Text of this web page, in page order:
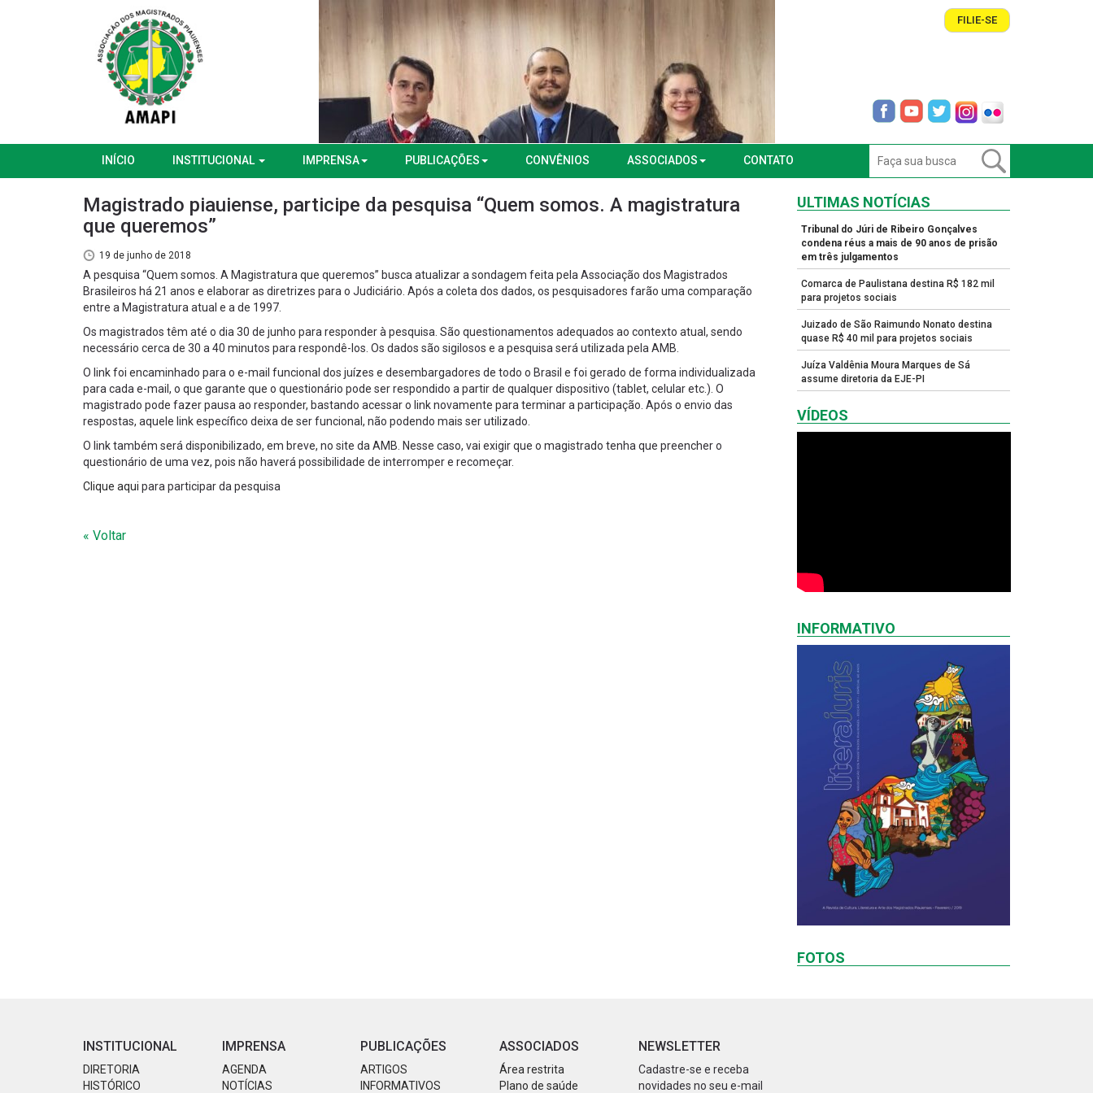
FILIE-SE
INÍCIO INSTITUCIONAL IMPRENSA PUBLICAÇÕES CONVÊNIOS ASSOCIADOS CONTATO
Magistrado piauiense, participe da pesquisa “Quem somos. A magistratura
que queremos”
19 de junho de 2018
A pesquisa “Quem somos. A Magistratura que queremos” busca atualizar a sondagem feita pela Associação dos Magistrados
Brasileiros há 21 anos e elaborar as diretrizes para o Judiciário. Após a coleta dos dados, os pesquisadores farão uma comparação
entre a Magistratura atual e a de 1997.
Os magistrados têm até o dia 30 de junho para responder à pesquisa. São questionamentos adequados ao contexto atual, sendo
necessário cerca de 30 a 40 minutos para respondê-los. Os dados são sigilosos e a pesquisa será utilizada pela AMB.
O link foi encaminhado para o e-mail funcional dos juízes e desembargadores de todo o Brasil e foi gerado de forma individualizada
para cada e-mail, o que garante que o questionário pode ser respondido a partir de qualquer dispositivo (tablet, celular etc.). O
magistrado pode fazer pausa ao responder, bastando acessar o link novamente para terminar a participação. Após o envio das
respostas, aquele link específico deixa de ser funcional, não podendo mais ser utilizado.
O link também será disponibilizado, em breve, no site da AMB. Nesse caso, vai exigir que o magistrado tenha que preencher o
questionário de uma vez, pois não haverá possibilidade de interromper e recomeçar.
Clique aqui para participar da pesquisa
« Voltar
ULTIMAS NOTÍCIAS
Tribunal do Júri de Ribeiro Gonçalves
condena réus a mais de 90 anos de prisão
em três julgamentos
Comarca de Paulistana destina R$ 182 mil
para projetos sociais
Juizado de São Raimundo Nonato destina
quase R$ 40 mil para projetos sociais
Juíza Valdênia Moura Marques de Sá
assume diretoria da EJE-PI
VÍDEOS
INFORMATIVO
FOTOS
INSTITUCIONAL
DIRETORIA
HISTÓRICO
IMPRENSA
AGENDA
NOTÍCIAS
PUBLICAÇÕES
ARTIGOS
INFORMATIVOS
ASSOCIADOS
Área restrita
Plano de saúde
NEWSLETTER
Cadastre-se e receba
novidades no seu e-mail